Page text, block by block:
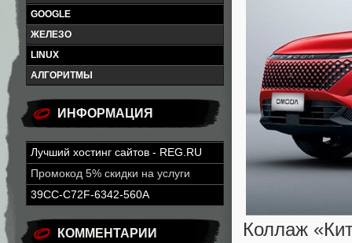
GOOGLE
ЖЕЛЕЗО
LINUX
АЛГОРИТМЫ
ИНФОРМАЦИЯ
Лучший хостинг сайтов - REG.RU
Промокод 5% скидки на услуги
39CC-C72F-6342-560A
КОММЕНТАРИИ
Коллаж